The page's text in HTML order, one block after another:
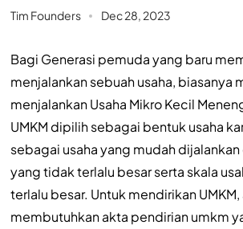
Tim Founders Dec 28, 2023
Bagi Generasi pemuda yang baru
menjalankan sebuah usaha, biasanya
menjalankan Usaha Mikro Kecil
UMKM dipilih sebagai bentuk usaha
sebagai usaha yang mudah
yang tidak terlalu besar serta skala
terlalu besar. Untuk mendirikan UMKM,
membutuhkan akta pendirian umkm